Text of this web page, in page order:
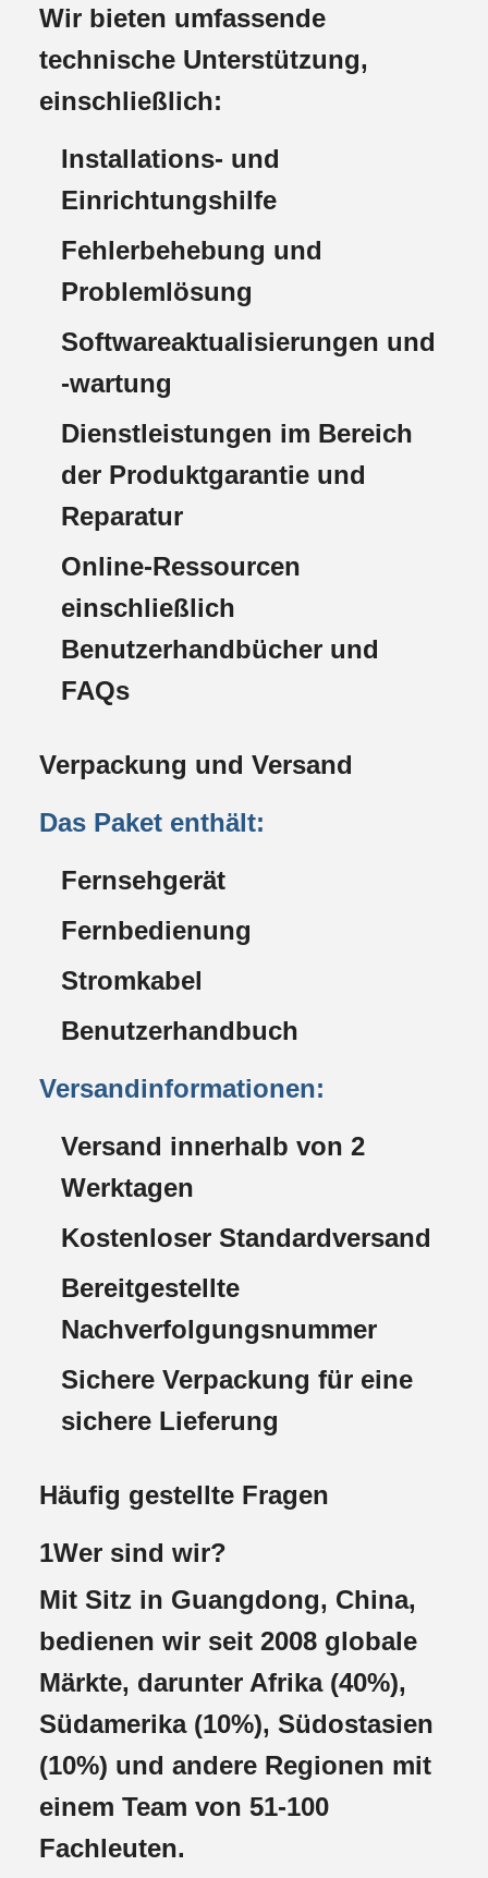
Wir bieten umfassende
technische Unterstützung,
einschließlich:
Installations- und
Einrichtungshilfe
Fehlerbehebung und
Problemlösung
Softwareaktualisierungen und
-wartung
Dienstleistungen im Bereich
der Produktgarantie und
Reparatur
Online-Ressourcen
einschließlich
Benutzerhandbücher und
FAQs
Verpackung und Versand
Das Paket enthält:
Fernsehgerät
Fernbedienung
Stromkabel
Benutzerhandbuch
Versandinformationen:
Versand innerhalb von 2
Werktagen
Kostenloser Standardversand
Bereitgestellte
Nachverfolgungsnummer
Sichere Verpackung für eine
sichere Lieferung
Häufig gestellte Fragen
1Wer sind wir?
Mit Sitz in Guangdong, China,
bedienen wir seit 2008 globale
Märkte, darunter Afrika (40%),
Südamerika (10%), Südostasien
(10%) und andere Regionen mit
einem Team von 51-100
Fachleuten.